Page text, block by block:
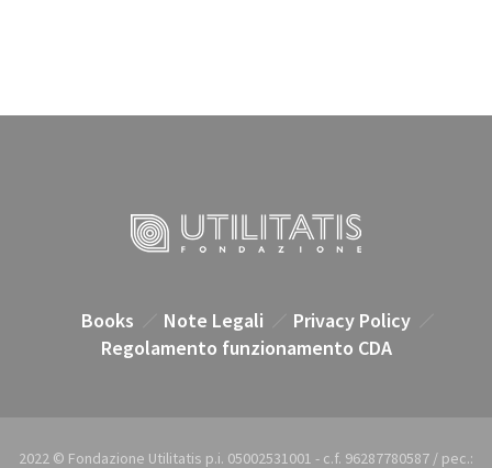
Books Note Legali
Privacy Policy
Regolamento funzionamento CDA
2022 © Fondazione Utilitatis p.i. 05002531001 - c.f. 96287780587 / pec.: